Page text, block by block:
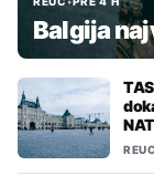
Balgija
REUC